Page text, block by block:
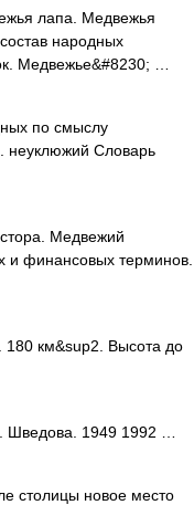
лапа. Медвежья
народных
Медвежье&#8230; …
по смыслу
неуклюжий Словарь
Медвежий
и финансовых терминов.
км&sup2. Высота до
1949 1992 …
столицы новое место